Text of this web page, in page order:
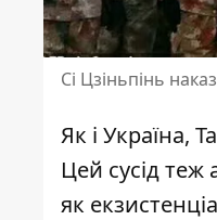
Сі Цзіньпінь
Як і Україна,
Цей сусід теж
як